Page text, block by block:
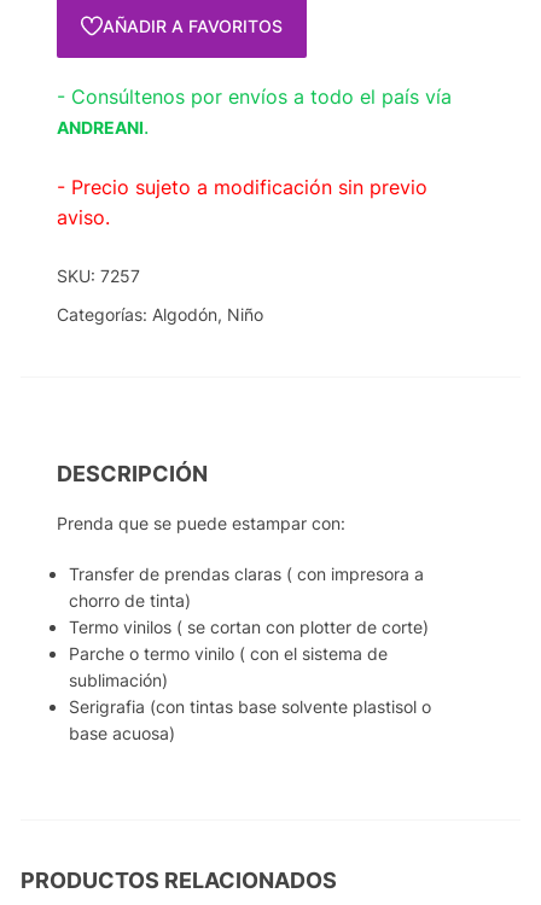
AÑADIR A FAVORITOS
- Consúltenos por envíos a todo el país vía
ANDREANI.
- Precio sujeto a modificación sin previo
aviso.
SKU:7257
Categorías: Algodón, Niño
DESCRIPCIÓN
Prenda que se puede estampar con:
Transfer de prendas claras ( con impresora a
chorro de tinta)
Termo vinilos ( se cortan con plotter de corte)
Parche o termo vinilo ( con el sistema de
sublimación)
Serigrafia (con tintas base solvente plastisol o
base acuosa)
PRODUCTOS RELACIONADOS